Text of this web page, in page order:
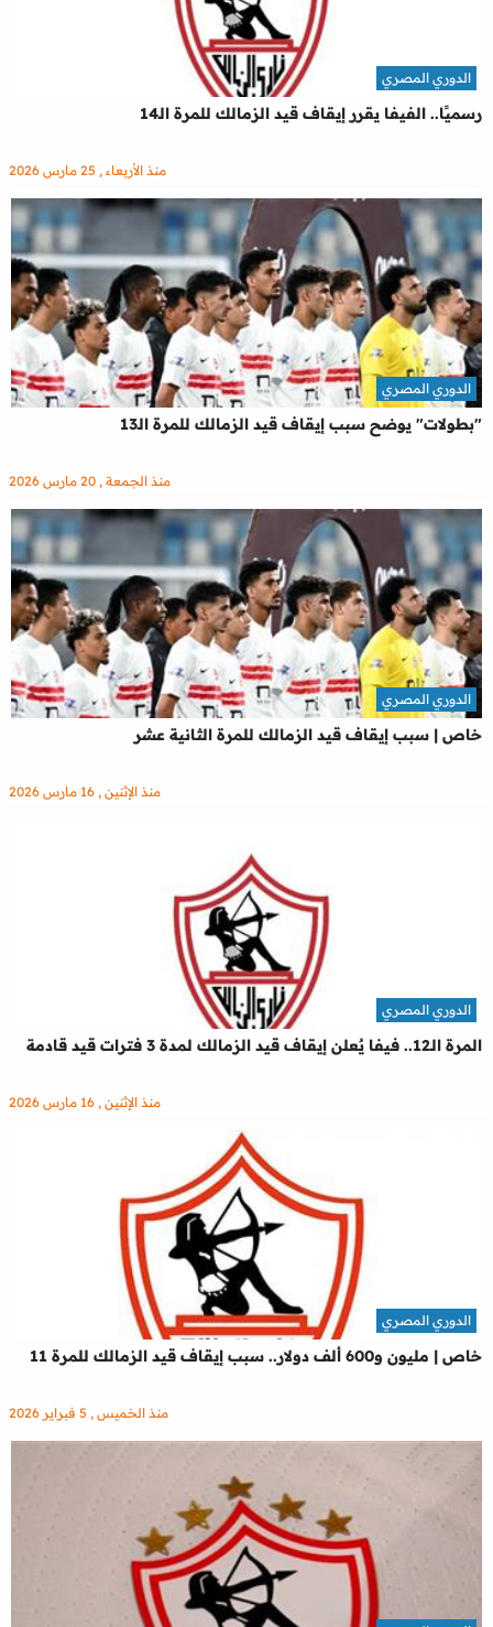
رسميًا.. الفيفا يقرر إيقاف قيد الزمالك للمرة الـ14
الدوري المصري
منذ الأربعاء , 25 مارس 2026
"بطولات" يوضح سبب إيقاف قيد الزمالك للمرة الـ13
الدوري المصري
منذ الجمعة , 20 مارس 2026
خاص | سبب إيقاف قيد الزمالك للمرة الثانية عشر
الدوري المصري
منذ الإثنين , 16 مارس 2026
المرة الـ12.. فيفا يٌعلن إيقاف قيد الزمالك لمدة 3 فترات قيد قادمة
الدوري المصري
منذ الإثنين , 16 مارس 2026
خاص | مليون و600 ألف دولار.. سبب إيقاف قيد الزمالك للمرة 11
الدوري المصري
منذ الخميس , 5 فبراير 2026